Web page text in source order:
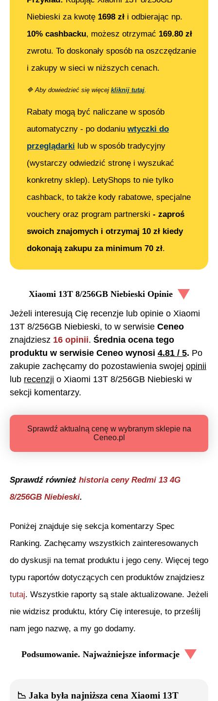
Niebieski za kwotę 1698 zł i odbierając np.
10% cashbacku, możesz otrzymać 169.80 zł
zwrotu. To doskonały sposób na oszczędzanie
i zakupy w sieci w niższych cenach.
🔷 Aby dowiedzieć się więcej kliknij tutaj.
Rabaty mogą być naliczane w sposób
automatyczny - po dodaniu wtyczki do
przeglądarki lub w sposób tradycyjny
(wystarczy odwiedzić stronę i wyszukać
konkretny sklep). LetyShops to nie tylko
cashback, to także kody rabatowe, specjalne
vouchery oraz program partnerski - zaproś
swoich znajomych i otrzymaj 10 zł kiedy
dokonają zakupu za minimum 70 zł.
Xiaomi 13T 8/256GB NiebieskiOpinie
Jeżeli interesują Cię recenzje lub opinie o Xiaomi
13T 8/256GB Niebieski, to w serwisie Ceneo
znajdziesz 16 opinii. Średnia ocena tego
produktu w serwisie Ceneo wynosi 4.81 / 5. Po
zakupie zachęcamy do pozostawienia swojej opinii
lub recenzji o Xiaomi 13T 8/256GB Niebieski w
sekcji komentarzy.
Sprawdź aktualną cenę w wybranym sklepie na
Ceneo.pl
Sprawdź również historia ceny Redmi 13 4G
8/256GB Niebieski.
Poniżej znajduje się sekcja komentarzy Spec
Ranking. Zachęcamy wszystkich zainteresowanych
do dyskusji na temat produktu i jego ceny. Więcej tego
typu raportów dotyczących cen produktów znajdziesz
tutaj. Wszystkie raporty są stale aktualizowane. Jeżeli
nie widzisz produktu, który Cię interesuje, to prześlij
nam jego nazwę, a my go dodamy.
Podsumowanie. Najważniejsze informacje
📉 Jaka była najniższa cena Xiaomi 13T